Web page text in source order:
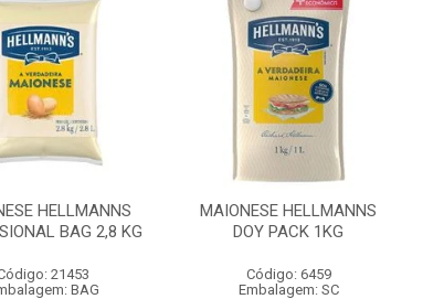
HELLMANNS
BAG 2,8 KG
21453
BAG
MAIONESE HELLMANNS
DOY PACK 1KG
Código: 6459
Embalagem: SC